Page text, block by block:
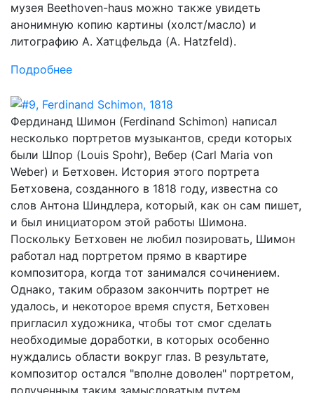
музея Beethoven-haus можно также увидеть
анонимную копию картины (холст/масло) и
литографию А. Хатцфельда (A. Hatzfeld).
Подробнее
Фердинанд Шимон (Ferdinand Schimon) написал
несколько портретов музыкантов, среди которых
были Шпор (Louis Spohr), Вебер (Carl Maria von
Weber) и Бетховен. История этого портрета
Бетховена, созданного в 1818 году, известна со
слов Антона Шиндлера, который, как он сам пишет,
и был инициатором этой работы Шимона.
Поскольку Бетховен не любил позировать, Шимон
работал над портретом прямо в квартире
композитора, когда тот занимался сочинением.
Однако, таким образом закончить портрет не
удалось, и некоторое время спустя, Бетховен
пригласил художника, чтобы тот смог сделать
необходимые доработки, в которых особенно
нуждались области вокруг глаз. В результате,
композитор остался "вполне доволен" портретом,
полученным таким замысловатым путем.